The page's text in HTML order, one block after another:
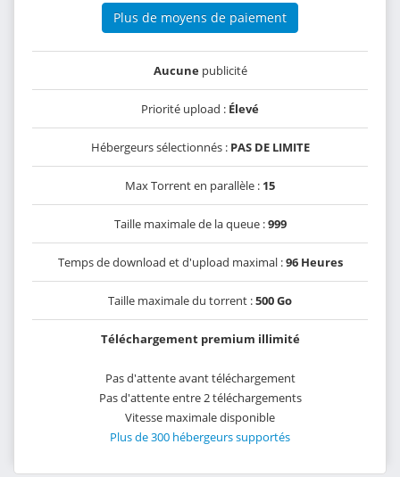
Plus de moyens de paiement
Aucunepublicité
Priorité upload : Élevé
Hébergeurs sélectionnés : PAS DE LIMITE
Max Torrent en parallèle : 15
Taille maximale de la queue :999
Temps de download et d'upload maximal :96 Heures
Taille maximale du torrent :500 Go
Téléchargement premium illimité
Pas d'attente avant téléchargement
Pas d'attente entre 2 téléchargements
Vitesse maximale disponible
Plus de 300 hébergeurs supportés